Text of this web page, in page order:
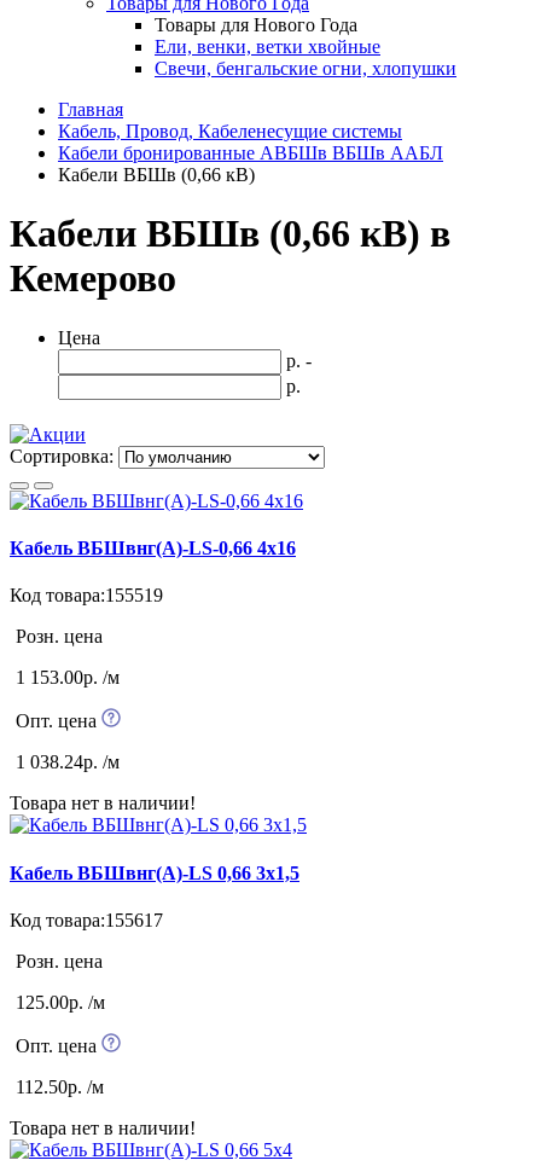
Товары для Нового Года
Ели, венки, ветки хвойные
Свечи, бенгальские огни, хлопушки
Главная
Кабель, Провод, Кабеленесущие системы
Кабели бронированные АВБШв ВБШв ААБЛ
Кабели ВБШв (0,66 кВ)
Кабели ВБШв (0,66 кВ) в
Кемерово
Цена
р. -
р.
Сортировка:
Кабель ВБШвнг(А)-LS-0,66 4х16
Код товара:155519
Розн. цена
1 153.00р. /м
Опт. цена
1 038.24р. /м
Товара нет в наличии!
Кабель ВБШвнг(А)-LS 0,66 3х1,5
Код товара:155617
Розн. цена
125.00р. /м
Опт. цена
112.50р. /м
Товара нет в наличии!